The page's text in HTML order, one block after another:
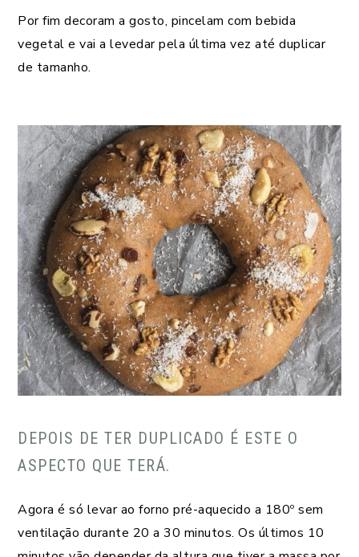
Por fim decoram a gosto, pincelam com bebida
vegetal e vai a levedar pela última vez até duplicar
de tamanho.
DEPOIS DE TER DUPLICADO É ESTE O
ASPECTO QUE TERÁ.
Agora é só levar ao forno pré-aquecido a 180º sem
ventilação durante 20 a 30 minutos. Os últimos 10